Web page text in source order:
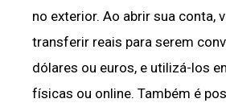
no exterior. Ao abrir sua conta,
transferir reais para serem
dólares ou euros, e utilizá-los
físicas ou online. Também é